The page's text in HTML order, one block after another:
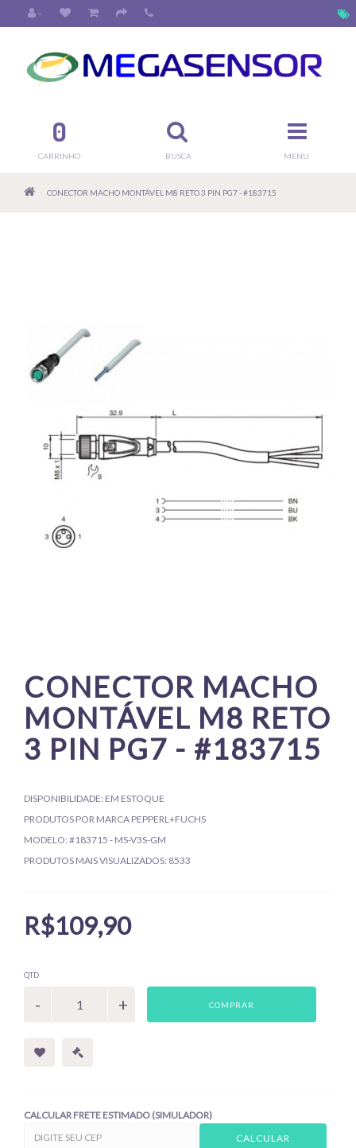
MENU
BUSCA
0
CARRINHO
CONECTOR MACHO MONTÁVEL M8 RETO 3 PIN PG7 - #183715
CONECTOR MACHO
MONTÁVEL M8 RETO
3 PIN PG7 - #183715
DISPONIBILIDADE: EM ESTOQUE
PRODUTOS POR MARCA PEPPERL+FUCHS
MODELO: #183715 - MS-V3S-GM
PRODUTOS MAIS VISUALIZADOS: 8533
R$109,90
QTD
COMPRAR
CALCULAR FRETE ESTIMADO (SIMULADOR)